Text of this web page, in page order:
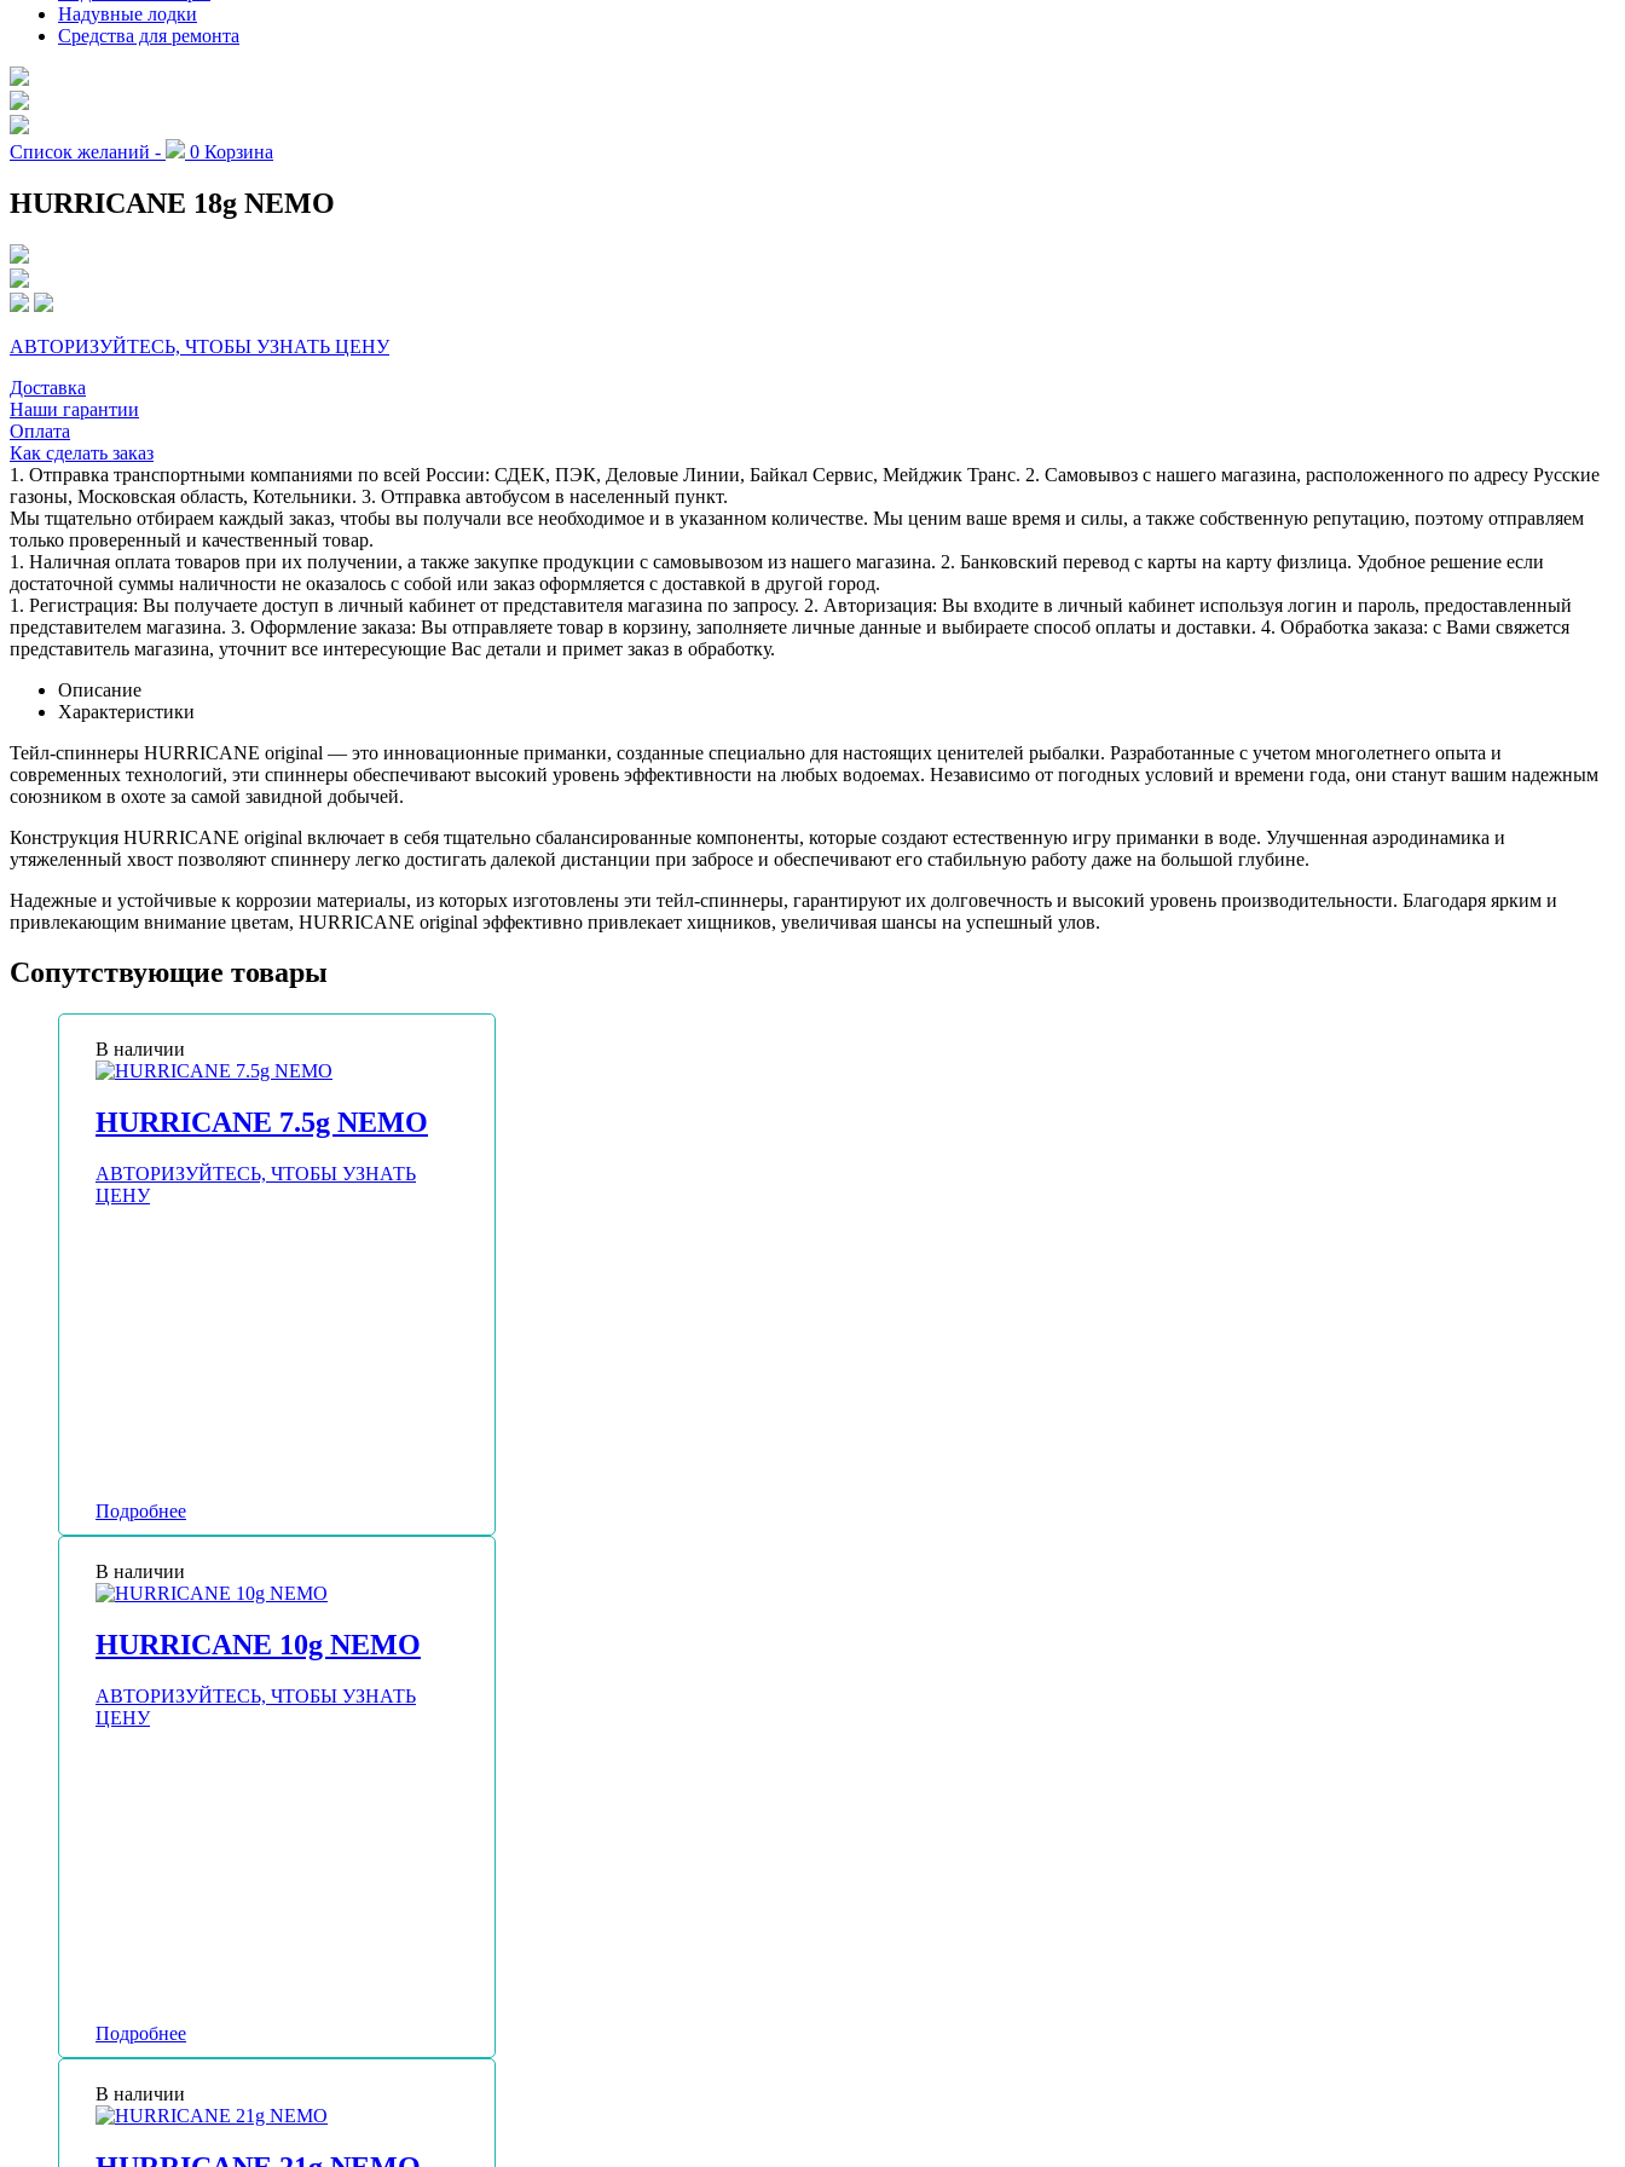
Надувные лодки
Средства для ремонта
Список желаний - 0 Корзина
HURRICANE 18g NEMO
АВТОРИЗУЙТЕСЬ, ЧТОБЫ УЗНАТЬ ЦЕНУ
Доставка
Наши гарантии
Оплата
Как сделать заказ
1. Отправка транспортными компаниями по всей России: СДЕК, ПЭК, Деловые Линии, Байкал Сервис, Мейджик Транс. 2. Самовывоз с нашего магазина, расположенного по адресу Русские
газоны, Московская область, Котельники. 3. Отправка автобусом в населенный пункт.
Мы тщательно отбираем каждый заказ, чтобы вы получали все необходимое и в указанном количестве. Мы ценим ваше время и силы, а также собственную репутацию, поэтому отправляем
только проверенный и качественный товар.
1. Наличная оплата товаров при их получении, а также закупке продукции с самовывозом из нашего магазина. 2. Банковский перевод с карты на карту физлица. Удобное решение если
достаточной суммы наличности не оказалось с собой или заказ оформляется с доставкой в другой город.
1. Регистрация: Вы получаете доступ в личный кабинет от представителя магазина по запросу. 2. Авторизация: Вы входите в личный кабинет используя логин и пароль, предоставленный
представителем магазина. 3. Оформление заказа: Вы отправляете товар в корзину, заполняете личные данные и выбираете способ оплаты и доставки. 4. Обработка заказа: с Вами свяжется
представитель магазина, уточнит все интересующие Вас детали и примет заказ в обработку.
Описание
Характеристики
Тейл-спиннеры HURRICANE original — это инновационные приманки, созданные специально для настоящих ценителей рыбалки. Разработанные с учетом многолетнего опыта и
современных технологий, эти спиннеры обеспечивают высокий уровень эффективности на любых водоемах. Независимо от погодных условий и времени года, они станут вашим надежным
союзником в охоте за самой завидной добычей.
Конструкция HURRICANE original включает в себя тщательно сбалансированные компоненты, которые создают естественную игру приманки в воде. Улучшенная аэродинамика и
утяжеленный хвост позволяют спиннеру легко достигать далекой дистанции при забросе и обеспечивают его стабильную работу даже на большой глубине.
Надежные и устойчивые к коррозии материалы, из которых изготовлены эти тейл-спиннеры, гарантируют их долговечность и высокий уровень производительности. Благодаря ярким и
привлекающим внимание цветам, HURRICANE original эффективно привлекает хищников, увеличивая шансы на успешный улов.
Сопутствующие товары
В наличии
HURRICANE 7.5g NEMO
АВТОРИЗУЙТЕСЬ, ЧТОБЫ УЗНАТЬ
ЦЕНУ
Подробнее
В наличии
HURRICANE 10g NEMO
АВТОРИЗУЙТЕСЬ, ЧТОБЫ УЗНАТЬ
ЦЕНУ
Подробнее
В наличии